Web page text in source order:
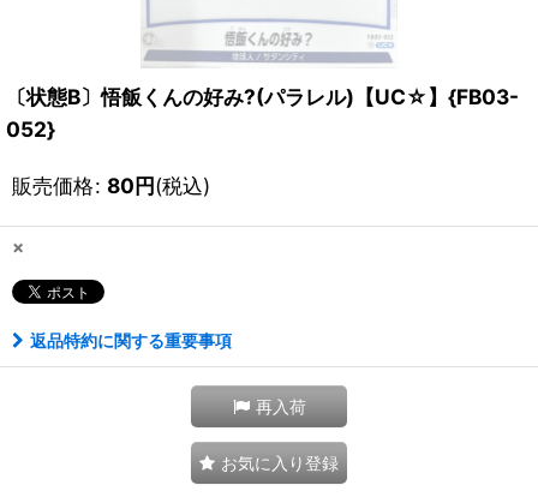
〔状態B〕悟飯くんの好み?(パラレル)【UC☆】{FB03-
052}
販売価格: 80円(税込)
×
返品特約に関する重要事項
再入荷
お気に入り登録